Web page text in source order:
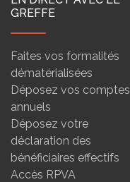
GREFFE
Faites vos formalités
dématérialisées
Déposez vos comptes
annuels
Déposez votre
déclaration des
bénéficiaires effectifs
Accès RPVA